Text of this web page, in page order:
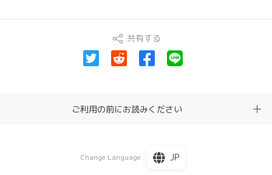
共有する
ご利用の前にお読みください
Change Language JP